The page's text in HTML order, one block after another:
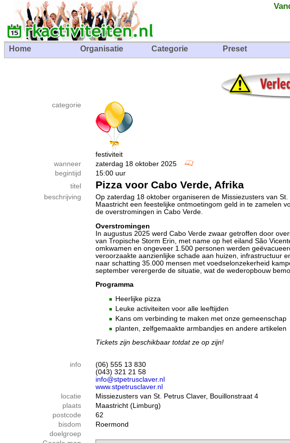
Home Organisatie Categorie Preset
categorie
festiviteit
wanneer
zaterdag 18 oktober 2025
begintijd
15:00 uur
titel
Pizza voor Cabo Verde, Afrika
beschrijving
Op zaterdag 18 oktober organiseren de Missiezusters van St.
Maastricht een feestelijke ontmoetingom geld in te zamelen
de overstromingen in Cabo Verde.
Overstromingen
In augustus 2025 werd Cabo Verde zwaar getroffen door
van Tropische Storm Erin, met name op het eiland São
omkwamen en ongeveer 1.500 personen werden
veroorzaakte aanzienlijke schade aan huizen, infrastructuur
naar schatting 35.000 mensen met voedselonzekerheid
september verergerde de situatie, wat de wederopbouw
Programma
Heerlijke pizza
Leuke activiteiten voor alle leeftijden
Kans om verbinding te maken met onze gemeenschap
planten, zelfgemaakte armbandjes en andere artikelen
Tickets zijn beschikbaar totdat ze op zijn!
info
(06) 555 13 830
(043) 321 21 58
info@stpetrusclaver.nl
www.stpetrusclaver.nl
locatie
Missiezusters van St. Petrus Claver, Bouillonstraat 4
plaats
Maastricht (Limburg)
postcode
62
bisdom
Roermond
doelgroep